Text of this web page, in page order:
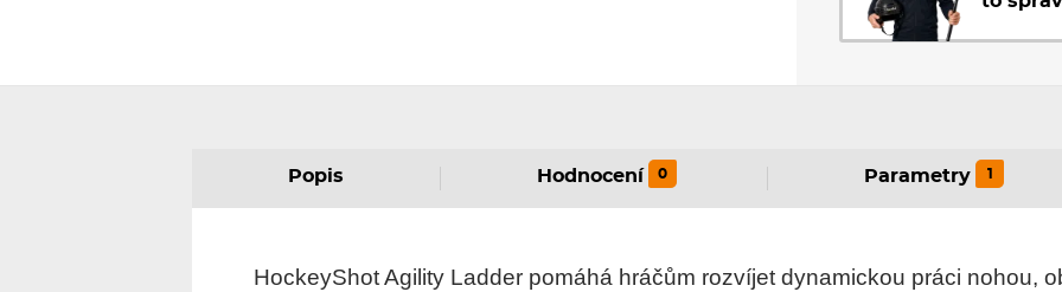
Popis Hodnocení 0 Parametry 1
HockeyShot Agility Ladder pomáhá hráčům rozvíjet dynamickou práci nohou,